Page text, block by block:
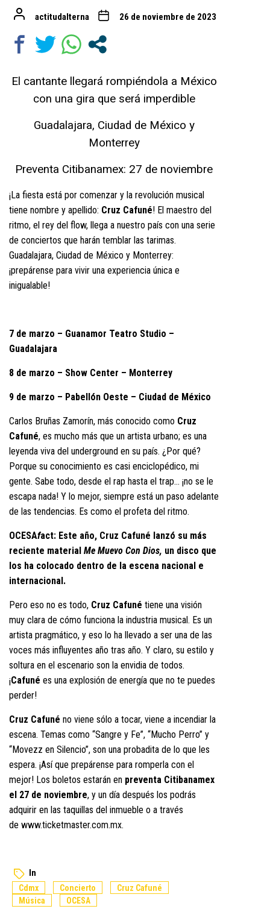
actitudalterna 26 de noviembre de 2023
El cantante llegará rompiéndola a México
con una gira que será imperdible
Guadalajara, Ciudad de México y
Monterrey
Preventa Citibanamex: 27 de noviembre
¡La fiesta está por comenzar y la revolución musical
tiene nombre y apellido: Cruz Cafuné! El maestro del
ritmo, el rey del flow, llega a nuestro país con una serie
de conciertos que harán temblar las tarimas.
Guadalajara, Ciudad de México y Monterrey:
¡prepárense para vivir una experiencia única e
inigualable!
7 de marzo – Guanamor Teatro Studio –
Guadalajara
8 de marzo – Show Center – Monterrey
9 de marzo – Pabellón Oeste – Ciudad de México
Carlos Bruñas Zamorín, más conocido como Cruz
Cafuné, es mucho más que un artista urbano; es una
leyenda viva del underground en su país. ¿Por qué?
Porque su conocimiento es casi enciclopédico, mi
gente. Sabe todo, desde el rap hasta el trap… ¡no se le
escapa nada! Y lo mejor, siempre está un paso adelante
de las tendencias. Es como el profeta del ritmo.
OCESAfact: Este año, Cruz Cafuné lanzó su más
reciente material Me Muevo Con Dios, un disco que
los ha colocado dentro de la escena nacional e
internacional.
Pero eso no es todo, Cruz Cafuné tiene una visión
muy clara de cómo funciona la industria musical. Es un
artista pragmático, y eso lo ha llevado a ser una de las
voces más influyentes año tras año. Y claro, su estilo y
soltura en el escenario son la envidia de todos.
¡Cafuné es una explosión de energía que no te puedes
perder!
Cruz Cafuné no viene sólo a tocar, viene a incendiar la
escena. Temas como “Sangre y Fe”, “Mucho Perro” y
“Movezz en Silencio”, son una probadita de lo que les
espera. ¡Así que prepárense para romperla con el
mejor! Los boletos estarán en preventa Citibanamex
el 27 de noviembre, y un día después los podrás
adquirir en las taquillas del inmueble o a través
de www.ticketmaster.com.mx.
In
Cdmx Concierto
Cruz Cafuné
Música
OCESA